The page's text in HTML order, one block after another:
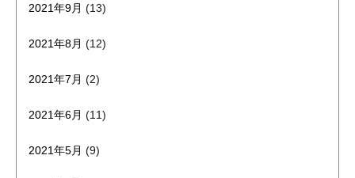
2021年9月 (13)
2021年8月 (12)
2021年7月 (2)
2021年6月 (11)
2021年5月 (9)